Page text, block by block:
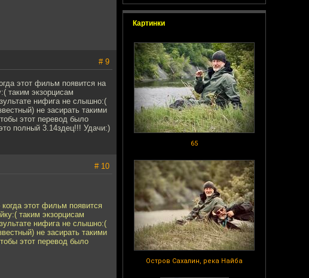
Картинки
65
Остров Сахалин, река Найба
# 9
этот фильм появится на
таким экзорцисам
нифига не слышно:(
не засирать такими
этот перевод было
полный 3.14здец!!! Удачи:)
# 10
этот фильм появится
таким экзорцисам
нифига не слышно:(
не засирать такими
этот перевод было